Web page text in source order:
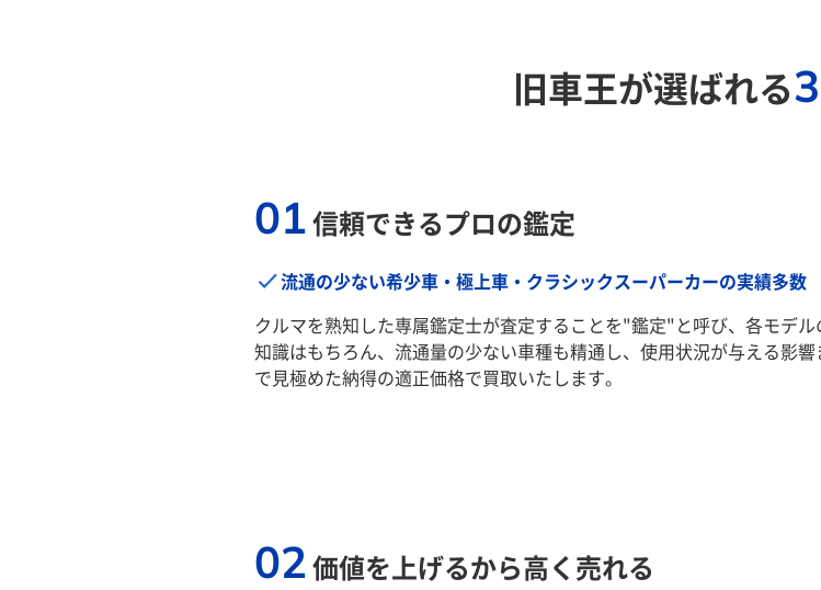
旧車王が選ばれる3
01信頼できるプロの鑑定
流通の少ない希少車・極上車・クラシックスーパーカーの実績多数
クルマを熟知した専属鑑定士が査定することを"鑑定"と呼び、各モデル
知識はもちろん、流通量の少ない車種も精通し、使用状況が与える影響
で見極めた納得の適正価格で買取いたします。
02価値を上げるから高く売れる